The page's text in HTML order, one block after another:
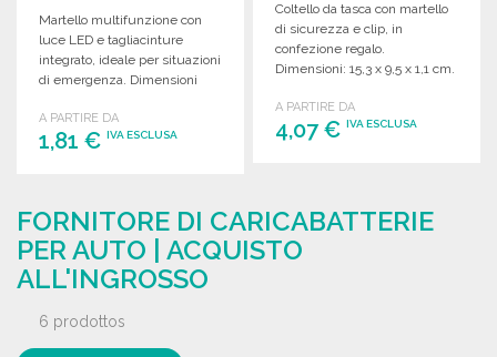
Martello multifunzione con
luce LED e tagliacinture
integrato, ideale per situazioni
di emergenza. Dimensioni
A PARTIRE DA
1,81 € IVA ESCLUSA
Richiedi un preventivo
Coltello da tasca con martello
di sicurezza e clip, in
confezione regalo.
Dimensioni: 15,3 x 9,5 x 1,1 cm.
A PARTIRE DA
4,07 €IVA ESCLUSA
Richiedi un preventivo
FORNITORE DI CARICABATTERIE
PER AUTO | ACQUISTO
ALL'INGROSSO
6 prodottos